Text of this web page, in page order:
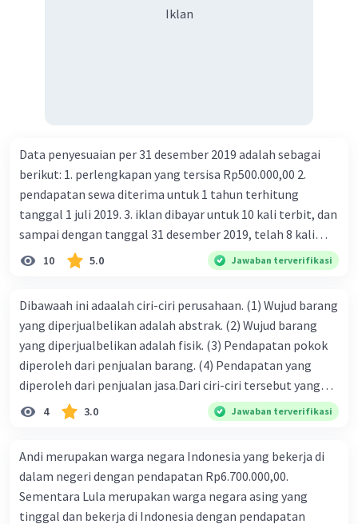
Iklan
Data penyesuaian per 31 desember 2019 adalah sebagai
berikut: 1. perlengkapan yang tersisa Rp500.000,00 2.
pendapatan sewa diterima untuk 1 tahun terhitung
tanggal 1 juli 2019. 3. iklan dibayar untuk 10 kali terbit, dan
sampai dengan tanggal 31 desember 2019, telah 8 kali
terbit. 4. gaji terutang untuk periode berjalan sebesar
Rp800.000,00 dari data di atas, pencatatan jurnal pembalik
10 5.0 Jawaban terverifikasi
Dibawaah ini adaalah ciri-ciri perusahaan. (1) Wujud barang
yang diperjualbelikan adalah abstrak. (2) Wujud barang
yang diperjualbelikan adalah fisik. (3) Pendapatan pokok
diperoleh dari penjualan barang. (4) Pendapatan yang
diperoleh dari penjualan jasa.Dari ciri-ciri tersebut yang
merupakan ciri dari perusahaan dagang ditunjukan pada
nomor…. a. 1 dan 3 b. 3 dan 4 c. 2 dan 3 d. 1 dan 2 e. 2 dan 4
4 3.0 Jawaban terverifikasi
Andi merupakan warga negara Indonesia yang bekerja di
dalam negeri dengan pendapatan Rp6.700.000,00.
Sementara Lula merupakan warga negara asing yang
tinggal dan bekerja di Indonesia dengan pendapatan